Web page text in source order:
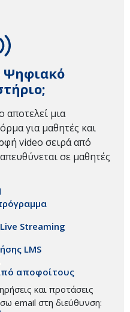
Ψηφιακό
μια
για μαθητές και
video σειρά από
σε μαθητές
Streaming
LMS
αποφοίτους
και προτάσεις
email στη διεύθυνση: